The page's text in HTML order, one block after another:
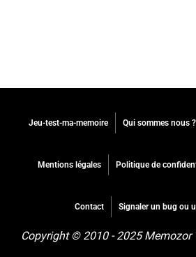
Jeu-test-ma-memoire Qui sommes nous ?
Mentions légales Politique de
Contact Signaler un bug ou
Copyright © 2010 - 2025 Memozor